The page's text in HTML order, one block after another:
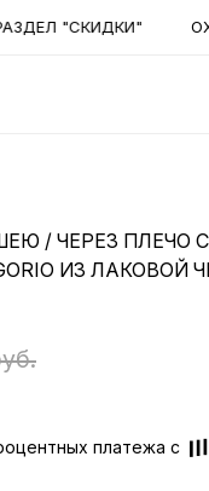
"СКИДКИ"
/ ЧЕРЕЗ ПЛЕЧО
ИЗ ЛАКОВОЙ
платежа с